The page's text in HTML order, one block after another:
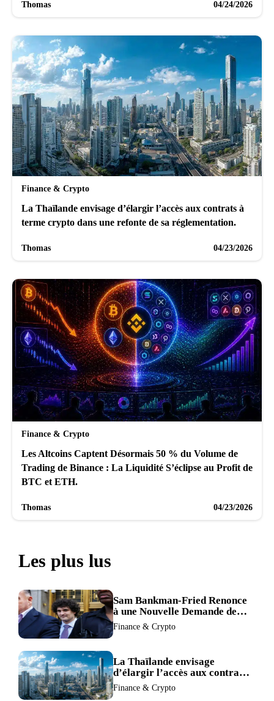
Thomas 04/24/2026
Finance & Crypto
La Thaïlande envisage d’élargir l’accès aux contrats à
terme crypto dans une refonte de sa réglementation.
Thomas 04/23/2026
Finance & Crypto
Les Altcoins Captent Désormais 50 % du Volume de
Trading de Binance : La Liquidité S’éclipse au Profit de
BTC et ETH.
Thomas 04/23/2026
Les plus lus
Sam Bankman-Fried Renonce
à une Nouvelle Demande de
Procès, Intensifiant la
Pression pour la Récusation
Finance & Crypto
La Thaïlande envisage
d’élargir l’accès aux contrats
à terme crypto dans une
refonte de sa réglementation.
Finance & Crypto